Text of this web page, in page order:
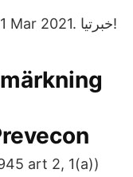
Embassy closed on 2nd April. 31 Mar 2021. خبرتیا!
art 2, 1(a))